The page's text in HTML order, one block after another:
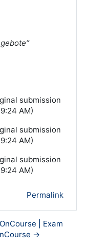
submission
AM)
submission
AM)
submission
AM)
Permalink
| Exam
→